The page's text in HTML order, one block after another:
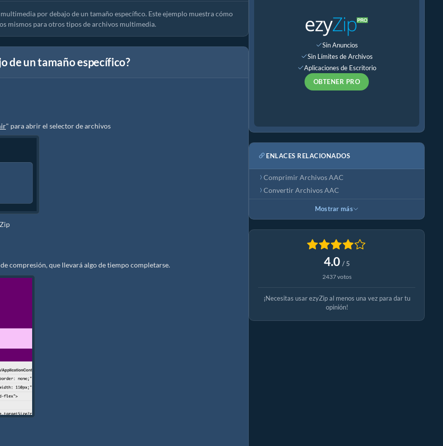
por debajo de un tamaño específico. Este ejemplo muestra cómo
mismos para otros tipos de archivos multimedia.
de un tamaño específico?
" para abrir el selector de archivos
compresión, que llevará algo de tiempo completarse.
Sin Anuncios
Sin Límites de Archivos
Aplicaciones de Escritorio
OBTENER PRO
ENLACES RELACIONADOS
Comprimir Archivos AAC
Convertir Archivos AAC
Mostrar más
4.0 / 5
2437 votos
¡Necesitas usar ezyZip al menos una vez para dar tu
opinión!